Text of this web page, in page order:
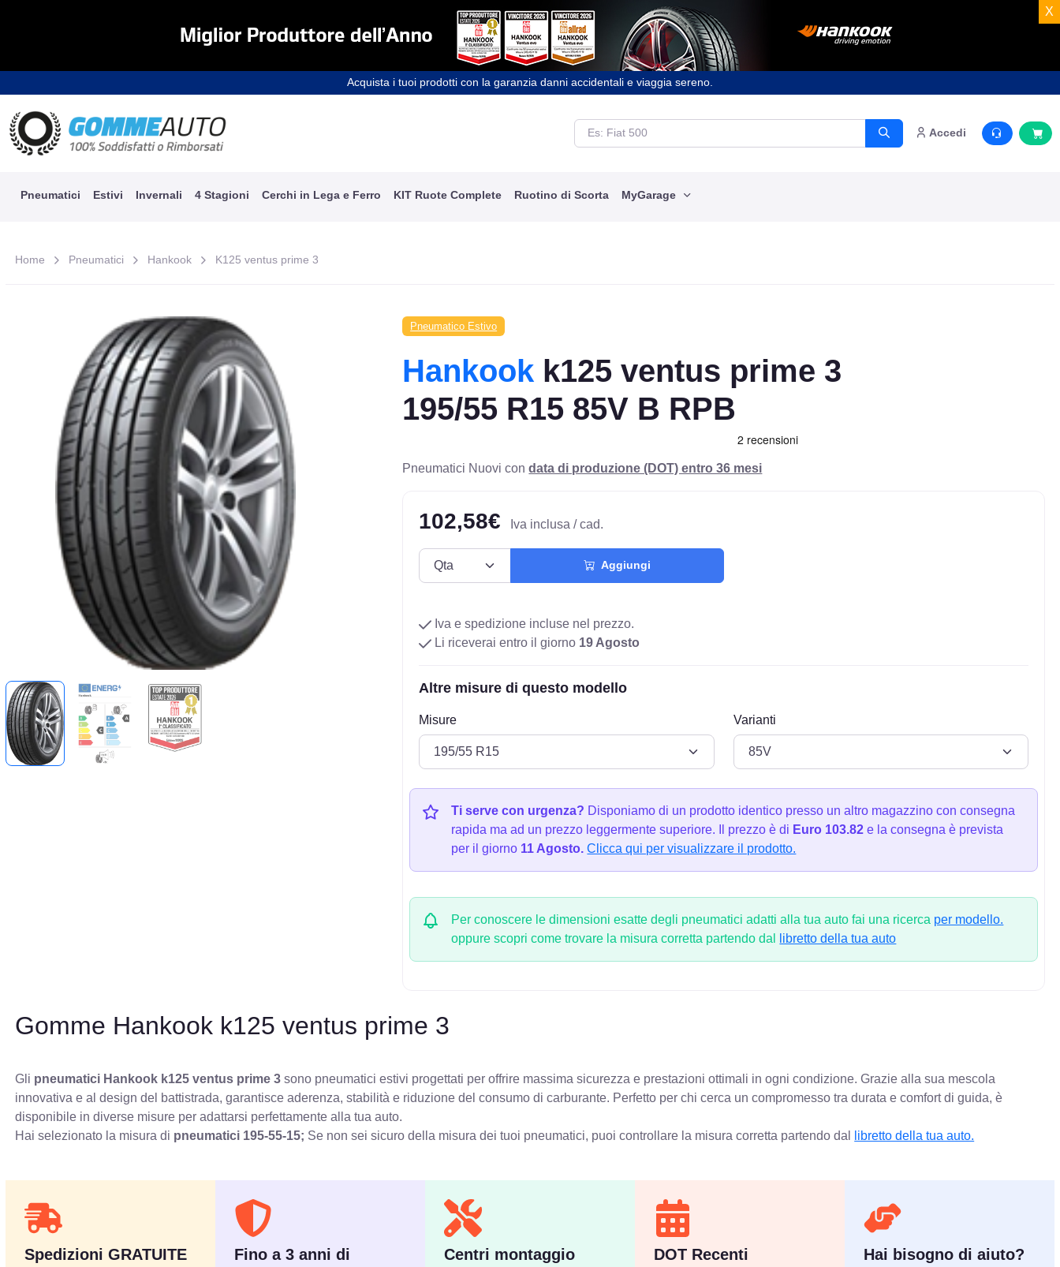
X
Acquista i tuoi prodotti con la garanzia danni accidentali e viaggia sereno.
Accedi
Pneumatici Estivi Invernali 4 Stagioni Cerchi in Lega e Ferro KIT Ruote Complete Ruotino di Scorta MyGarage
Home Pneumatici Hankook K125 ventus prime 3
Pneumatico Estivo
Hankook k125 ventus prime 3
195/55 R15 85V B RPB
Pneumatici Nuovi condata di produzione (DOT) entro 36 mesi
102,58€ Iva inclusa / cad.
Aggiungi
Iva e spedizione incluse nel prezzo.
Li riceverai entro il giorno 19 Agosto
Altre misure di questo modello
Misure Varianti
Ti serve con urgenza? Disponiamo di un prodotto identico presso un altro magazzino con consegna
rapida ma ad un prezzo leggermente superiore. Il prezzo è di Euro 103.82 e la consegna è prevista
per il giorno 11 Agosto. Clicca qui per visualizzare il prodotto.
Per conoscere le dimensioni esatte degli pneumatici adatti alla tua auto fai una ricerca per modello.
oppure scopri come trovare la misura corretta partendo dal
libretto della tua auto
Gomme Hankook k125 ventus prime 3
Gli pneumatici Hankook k125 ventus prime 3 sono pneumatici estivi progettati per offrire massima sicurezza e prestazioni ottimali in ogni condizione. Grazie alla sua mescola
innovativa e al design del battistrada, garantisce aderenza, stabilità e riduzione del consumo di carburante. Perfetto per chi cerca un compromesso tra durata e comfort di guida, è
disponibile in diverse misure per adattarsi perfettamente alla tua auto.
Hai selezionato la misura di pneumatici 195-55-15; Se non sei sicuro della misura dei tuoi pneumatici, puoi controllare la misura corretta partendo dal libretto della tua auto.
Spedizioni GRATUITE
Fino a 3 anni di
Centri montaggio
DOT Recenti Hai bisogno di aiuto?